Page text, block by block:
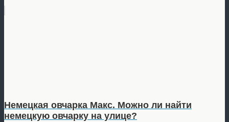
Немецкая овчарка Макс. Можно ли найти
немецкую овчарку на улице?